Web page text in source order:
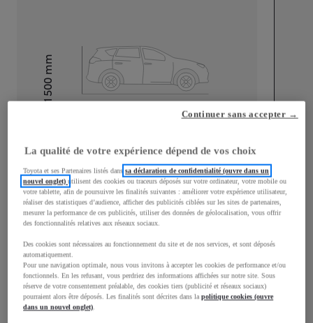
Hauteur1 500
mm
Largeur
1 745mm
Consommation mixte
La qualité de votre expérience dépend de vos choix
Toyota et ses Partenaires listés danssa déclaration de confidentialité (ouvre dans un
nouvel onglet)utilisent des cookies ou traceurs déposés sur votre ordinateur, votre mobile ou
votre tablette, afin de poursuivre les finalités suivantes : améliorer votre expérience utilisateur,
réaliser des statistiques d’audience, afficher des publicités ciblées sur les sites de partenaires,
mesurer la performance de ces publicités, utiliser des données de géolocalisation, vous offrir
des fonctionnalités relatives aux réseaux sociaux.
Des cookies sont nécessaires au fonctionnement du site et de nos services, et sont déposés
automatiquement.
Pour une navigation optimale, nous vous invitons à accepter les cookies de performance et/ou
fonctionnels. En les refusant, vous perdriez des informations affichées sur notre site. Sous
réserve de votre consentement préalable, des cookies tiers (publicité et réseaux sociaux)
pourraient alors être déposés. Les finalités sont décrites dans lapolitique cookies (ouvre
dans un nouvel onglet)
Continuer sans accepter →